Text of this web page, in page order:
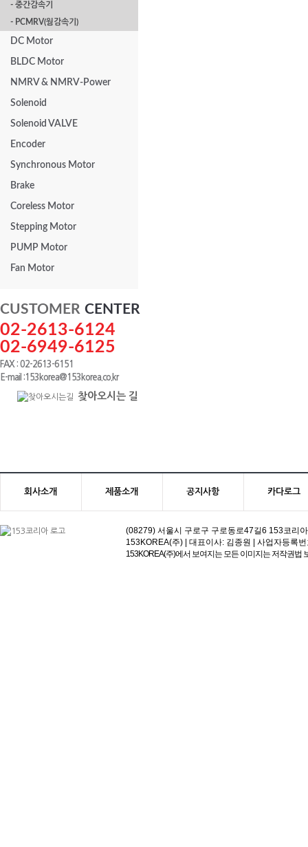
- 중간감속기
- PCMRV(웜감속기)
DC Motor
BLDC Motor
NMRV & NMRV-Power
Solenoid
Solenoid VALVE
Encoder
Synchronous Motor
Brake
Coreless Motor
Stepping Motor
PUMP Motor
Fan Motor
CUSTOMER CENTER
02-2613-6124
02-6949-6125
FAX : 02-2613-6151
E-mail :153korea@153korea.co.kr
찾아오시는 길
회사소개 제품소개 공지사항 카다로그
(08279) 서울시 구로구 구로동로47길6 153코리
153KOREA(주) | 대표이사: 김종원 | 사업자등록
153KOREA(주)에서 보여지는 모든 이미지는 저작권법